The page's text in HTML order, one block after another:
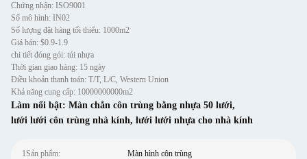
Chứng nhận: ISO9001
Số mô hình: IN02
Số lượng đặt hàng tối thiểu: 1000m2
Giá bán: $0.9-1.9
chi tiết đóng gói: túi nhựa
Thời gian giao hàng: 15 ngày
Điều khoản thanh toán: T/T, L/C, Western Union
Khả năng cung cấp: 10000000000m2
Làm nổi bật: Màn chắn côn trùng bằng nhựa 50 lưới,
lưới lưới côn trùng nhà kính, lưới lưới nhựa cho nhà kính
1Sản phẩm: Màn hình côn trùng